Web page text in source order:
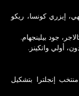
إيزري كونسا، ريكو
جود بيلينجهام.
أولي واتكينز.
إنجلترا بتشكيل